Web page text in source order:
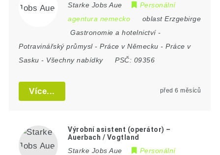
Starke Jobs Aue
Personální
agentura nemecko
oblast Erzgebirge
Gastronomie a hotelnictví-
Potravinářský průmysl-Práce v Německu -Práce v
Sasku - Všechny nabídky PSČ: 09356
Více... před 6 měsíců
Výrobní asistent (operátor) –
Auerbach / Vogtland
Starke Jobs Aue
Personální